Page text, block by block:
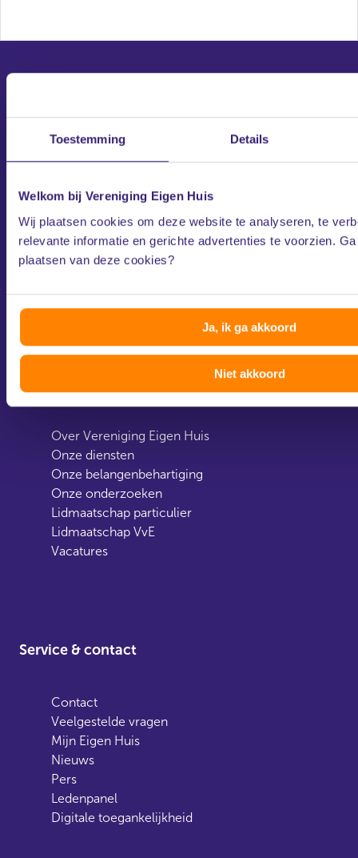
Toestemming Details
Welkom bij Vereniging Eigen Huis
Wij plaatsen cookies om deze website te analyseren, te
relevante informatie en gerichte advertenties te voorzien.
plaatsen van deze cookies?
Ja, ik ga akkoord
Niet akkoord
Direct naar
Bouwtechnische keuring
Hypotheekadvies
Juridisch advies
Collectieve Inkoop Zonnepanelen
Bel de Spoedklusservice
Over ons
Over Vereniging Eigen Huis
Onze diensten
Onze belangenbehartiging
Onze onderzoeken
Lidmaatschap particulier
Lidmaatschap VvE
Vacatures
Service & contact
Contact
Veelgestelde vragen
Mijn Eigen Huis
Nieuws
Pers
Ledenpanel
Digitale toegankelijkheid